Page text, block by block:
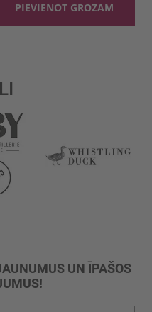
PIEVIENOT GROZAM
UN ĪPAŠOS